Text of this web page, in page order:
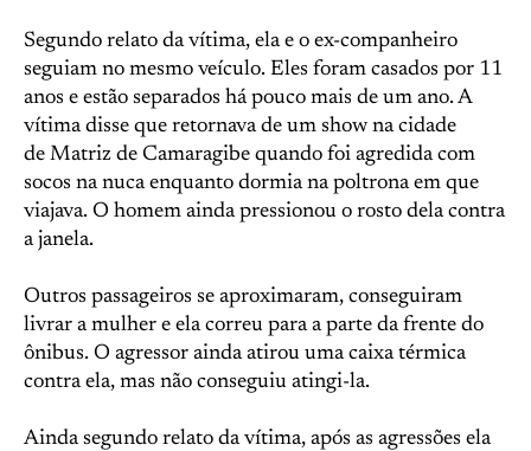
Segundo relato da vítima, ela e o ex-companheiro
seguiam no mesmo veículo. Eles foram casados por 11
anos e estão separados há pouco mais de um ano. A
vítima disse que retornava de um show na cidade
de Matriz de Camaragibe quando foi agredida com
socos na nuca enquanto dormia na poltrona em que
viajava. O homem ainda pressionou o rosto dela contra
a janela.
Outros passageiros se aproximaram, conseguiram
livrar a mulher e ela correu para a parte da frente do
ônibus. O agressor ainda atirou uma caixa térmica
contra ela, mas não conseguiu atingi-la.
Ainda segundo relato da vítima, após as agressões ela